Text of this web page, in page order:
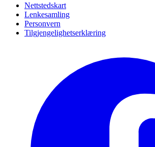
Nettstedskart
Lenkesamling
Personvern
Tilgjengelighetserklæring